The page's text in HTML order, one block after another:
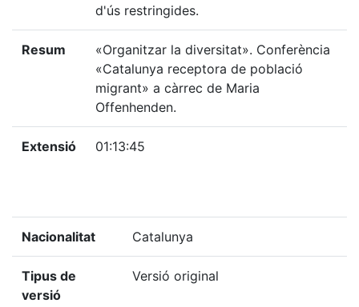
d'ús restringides.
Resum
«Organitzar la diversitat». Conferència
«Catalunya receptora de població
migrant» a càrrec de Maria
Offenhenden.
Extensió 01:13:45
Nacionalitat Catalunya
Tipus de
versió
Versió original